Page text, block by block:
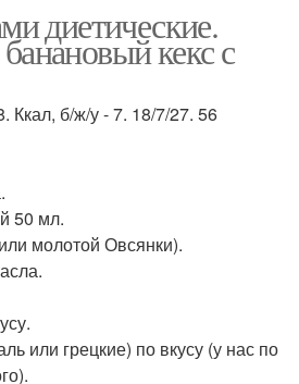
диетические.
кекс с
Ккал, б/ж/у - 7. 18/7/27. 56
50 мл.
молотой Овсянки).
или грецкие) по вкусу (у нас по